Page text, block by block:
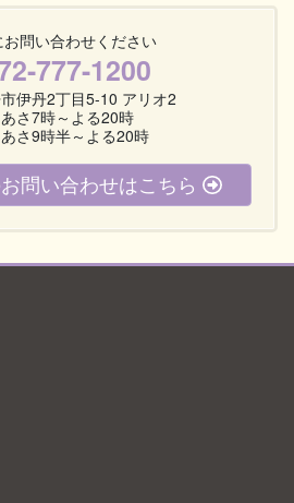
お問い合わせください
777-1200
伊丹2丁目5-10 アリオ2
さ7時～よる20時
さ9時半～よる20時
問い合わせはこちら